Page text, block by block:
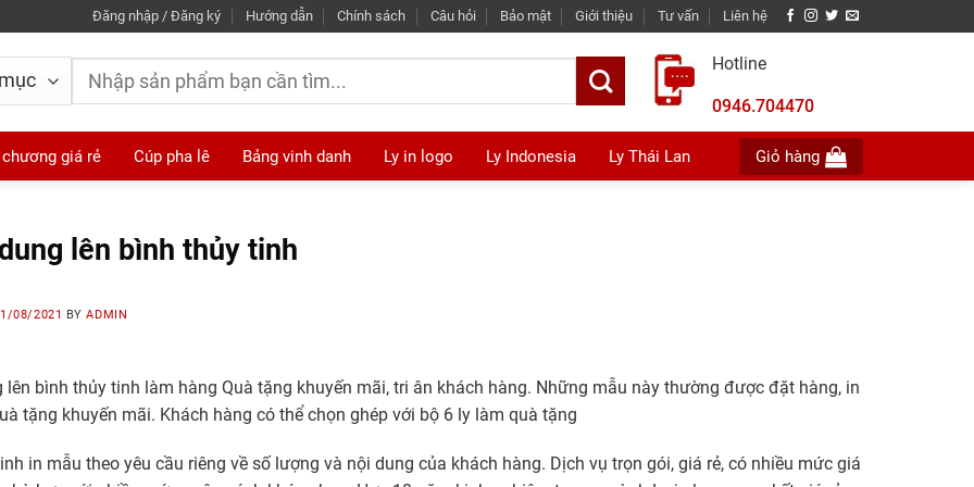
Đăng nhập / Đăng ký Hướng dẫn Chính sách Câu hỏi Bảo mật Giới thiệu Tư vấn Liên hệ
Tìm
kiếm:
Hotline
0946.704470
giá rẻ Cúp pha lê Bảng vinh danh Ly in logo Ly Indonesia Ly Thái Lan Giỏ hàng
lên bình thủy tinh
08/2021 BYADMIN
lên bình thủy tinh làm hàng Quà tặng khuyến mãi, tri ân khách hàng. Những mẫu này thường được đặt hàng, in
tặng khuyến mãi. Khách hàng có thể chọn ghép với bộ 6 ly làm quà tặng
in mẫu theo yêu cầu riêng về số lượng và nội dung của khách hàng. Dịch vụ trọn gói, giá rẻ, có nhiều mức giá